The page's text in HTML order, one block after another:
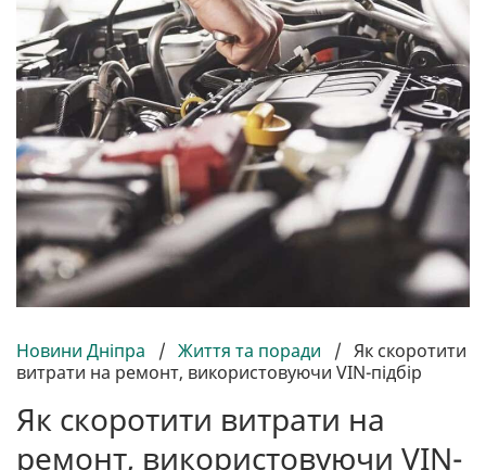
Новини Дніпра / Життя та поради / Як скоротити
витрати на ремонт, використовуючи VIN-підбір
Як скоротити витрати на
ремонт, використовуючи VIN-